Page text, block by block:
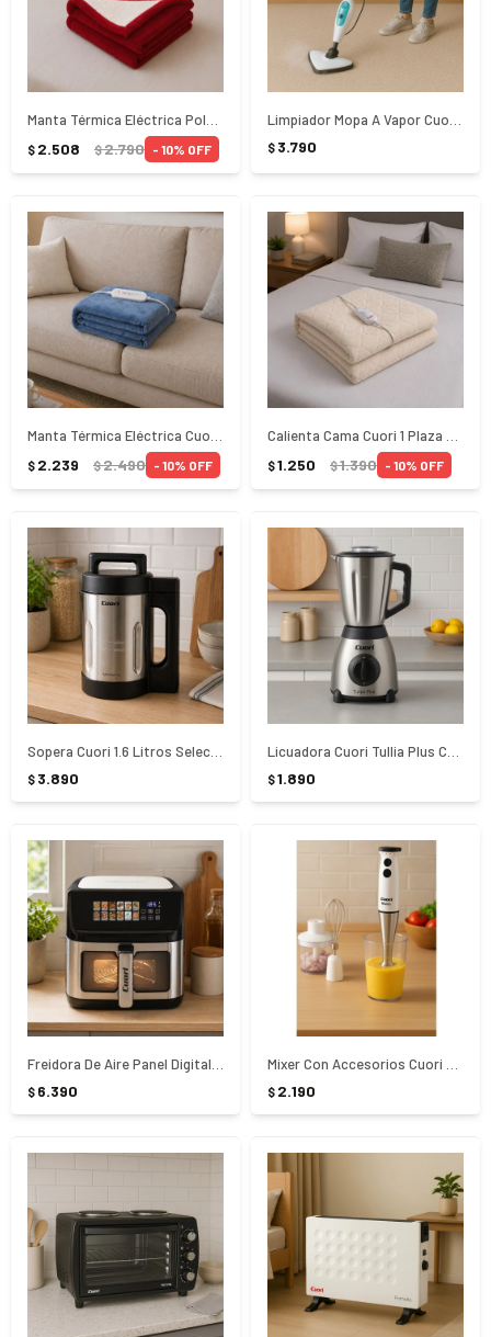
$ 2.508 $2.790 10 $ 3.790
$ 2.239 $2.490 10 $1.250 $1.390 10
$ 3.890 $1.890
$ 6.390 $ 2.190